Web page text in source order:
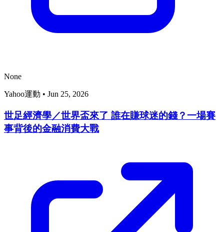
None
Yahoo運動 • Jun 25, 2026
世足經濟學／世界盃來了 誰在賺球迷的錢？一場賽
事背後的金融消費大戰